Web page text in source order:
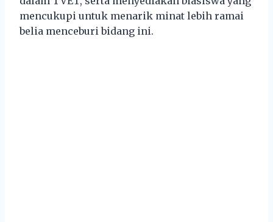
mencukupi untuk menarik minat lebih ramai
belia menceburi bidang ini.